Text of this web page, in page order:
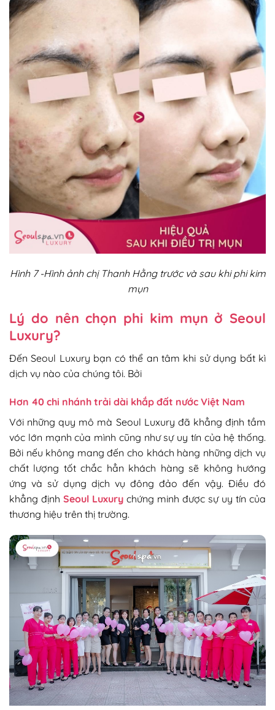
Hình 7 -Hình ảnh chị Thanh Hằng trước và sau khi phi kim
mụn
Lý do nên chọn phi kim mụn ở Seoul
Luxury?
Đến Seoul Luxury bạn có thể an tâm khi sử dụng bất kì
dịch vụ nào của chúng tôi. Bởi
Hơn 40 chi nhánh trải dài khắp đất nước Việt Nam
Với những quy mô mà Seoul Luxury đã khẳng định tầm
vóc lớn mạnh của mình cũng như sự uy tín của hệ thống.
Bởi nếu không mang đến cho khách hàng những dịch vụ
chất lượng tốt chắc hẳn khách hàng sẽ không hướng
ứng và sử dụng dịch vụ đông đảo đến vậy. Điều đó
khẳng định Seoul Luxury chứng minh được sự uy tín của
thương hiệu trên thị trường.